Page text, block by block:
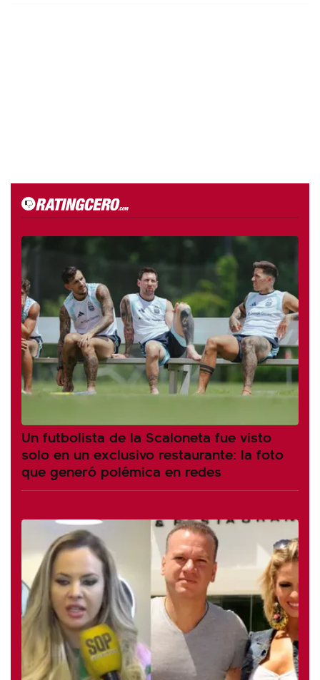
Un futbolista de la Scaloneta fue visto
solo en un exclusivo restaurante: la foto
que generó polémica en redes